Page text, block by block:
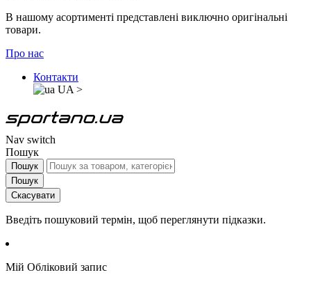
В нашому асортименті представлені виключно оригінальні
товари.
Про нас
Контакти
UA >
Nav switch
Пошук
Пошук
Пошук
Скасувати
Введіть пошуковий термін, щоб переглянути підказки.
Мій Обліковий запис